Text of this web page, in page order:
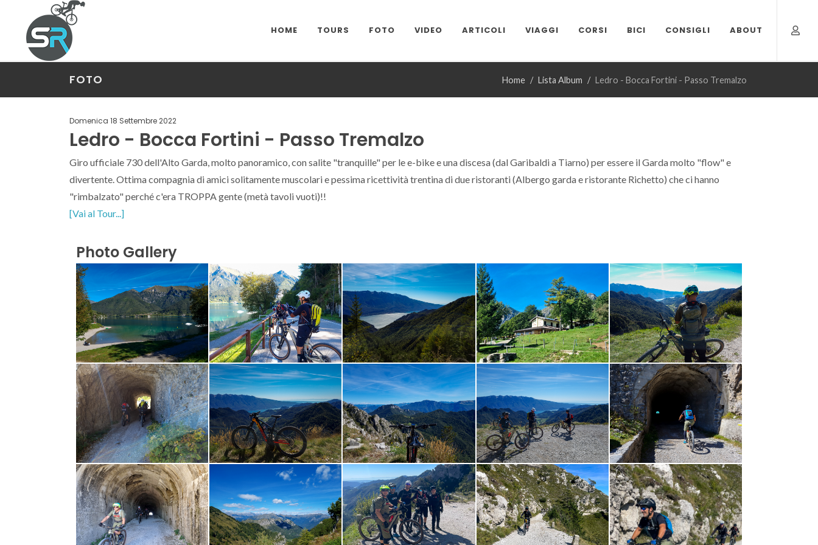
HOME TOURS FOTO VIDEO ARTICOLI VIAGGI CORSI BICI CONSIGLI ABOUT
FOTO Home Lista Album Ledro - Bocca Fortini - Passo Tremalzo
Domenica 18 Settembre 2022
Ledro - Bocca Fortini - Passo Tremalzo
Giro ufficiale 730 dell'Alto Garda, molto panoramico, con salite "tranquille" per le e-bike e una discesa (dal Garibaldi a Tiarno) per essere il Garda molto "flow" e
divertente. Ottima compagnia di amici solitamente muscolari e pessima ricettività trentina di due ristoranti (Albergo garda e ristorante Richetto) che ci hanno
"rimbalzato" perché c'era TROPPA gente (metà tavoli vuoti)!!
[Vai al Tour...]
Photo Gallery